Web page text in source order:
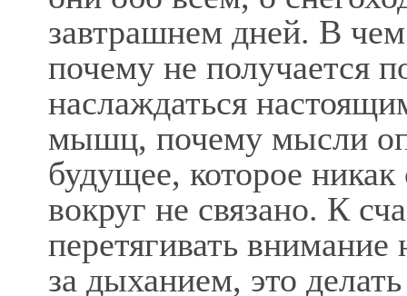
завтрашнем дней. В
почему не получается
наслаждаться
мышц, почему мысли
будущее, которое
вокруг не связано. К
перетягивать
за дыханием, это